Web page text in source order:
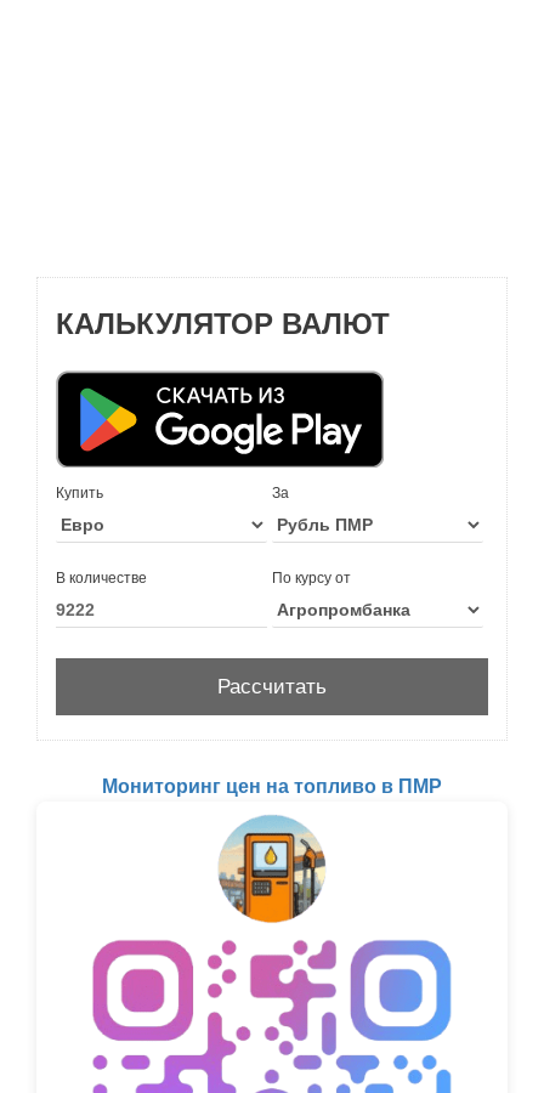
КАЛЬКУЛЯТОР ВАЛЮТ
Купить За
В количестве По курсу от
Мониторинг цен на топливо в ПМР